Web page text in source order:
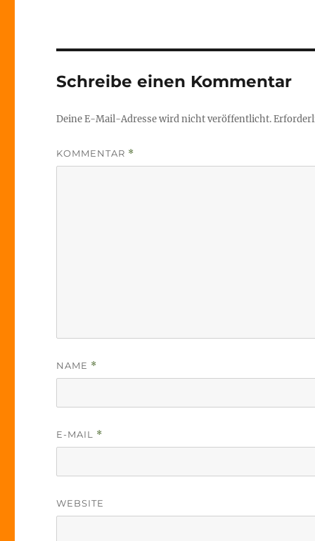
Schreibe einen Kommentar
Deine E-Mail-Adresse wird nicht veröffentlicht.
KOMMENTAR *
NAME *
E-MAIL *
WEBSITE